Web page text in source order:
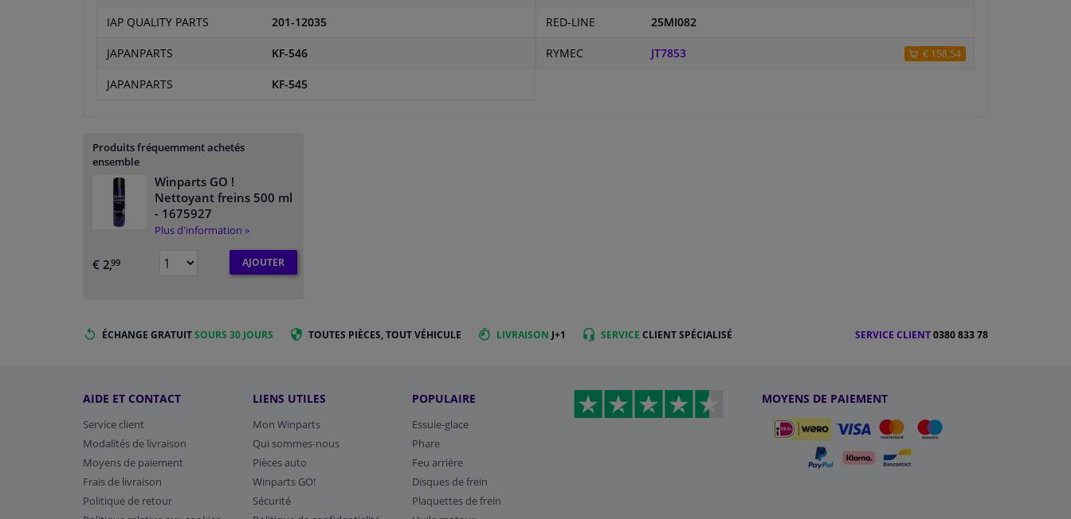
IAP QUALITY PARTS 201-12035
JAPANPARTS KF-546
JAPANPARTS KF-545
RED-LINE 25MI082
RYMEC JT7853 € 158,54
Produits fréquemment achetés
ensemble
Winparts GO !
Nettoyant freins 500 ml
- 1675927
Plus d'information »
€ 2,99 AJOUTER
ÉCHANGE GRATUITSOURS 30 JOURS TOUTES PIÈCES, TOUT VÉHICULE LIVRAISON J+1 SERVICE CLIENT SPÉCIALISÉ SERVICE CLIENT0380 833 78
AIDE ET CONTACT
Service client
Modalités de livraison
Moyens de paiement
Frais de livraison
Politique de retour
LIENS UTILES
Mon Winparts
Qui sommes-nous
Pièces auto
Winparts GO!
Sécurité
POPULAIRE
Essuie-glace
Phare
Feu arrière
Disques de frein
Plaquettes de frein
MOYENS DE PAIEMENT